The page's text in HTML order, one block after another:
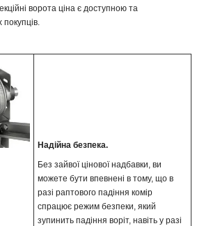
ворота ціна є доступною та
Надійна безпека.
Без зайвої цінової надбавки, ви
можете бути впевнені в тому, що в
разі раптового падіння комір
спрацює режим безпеки, який
зупинить падіння воріт, навіть у разі